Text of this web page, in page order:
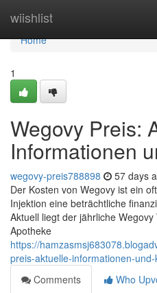
wiishlist
Home
Home
1
Wegovy Preis:
Informationen
wegovy-preis788898 57 days
Der Kosten von Wegovy ist ein
Injektion eine beträchtliche
Aktuell liegt der jährliche
Apotheke
https://
preis-aktuelle-informationen-und-
Comments
Who